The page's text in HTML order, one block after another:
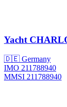
Yacht
🇩🇪 Germany
IMO 211788940
MMSI 211788940